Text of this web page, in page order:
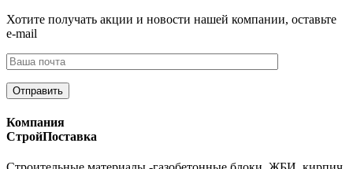
Хотите получать акции и новости нашей компании, оставьте
e-mail
Компания
СтройПоставка